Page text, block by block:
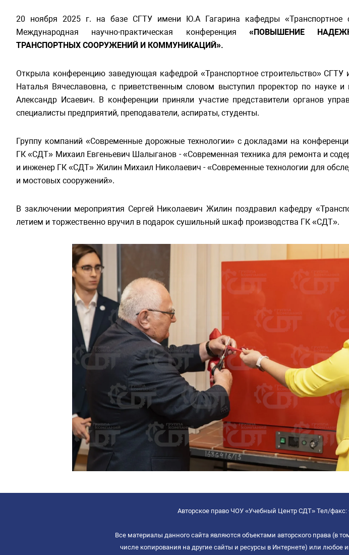
20 ноября 2025 г. на базе СГТУ имени Ю.А Гагарина кафедры «Транспортное
Международная научно-практическая конференция «ПОВЫШЕНИЕ
ТРАНСПОРТНЫХ СООРУЖЕНИЙ И КОММУНИКАЦИЙ».
Открыла конференцию заведующая кафедрой «Транспортное строительство»
Наталья Вячеславовна, с приветственным словом выступил проректор по науке
Александр Исаевич. В конференции приняли участие представители органов
специалисты предприятий, преподаватели, аспираты, студенты.
Группу компаний «Современные дорожные технологии» с докладами на
ГК «СДТ» Михаил Евгеньевич Шалыганов - «Современная техника для ремонта и
и инженер ГК «СДТ» Жилин Михаил Николаевич - «Современные технологии для
и мостовых сооружений».
В заключении мероприятия Сергей Николаевич Жилин поздравил кафедру
летием и торжественно вручил в подарок сушильный шкаф производства ГК «СДТ».
Авторское право ЧОУ «Учебный Центр СДТ» Тел/факс:
Все материалы данного сайта являются объектами авторского права (в
числе копирования на другие сайты и ресурсы в Интернете) или